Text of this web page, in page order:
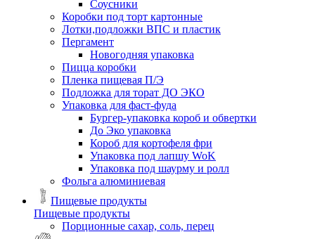
Соусники
Коробки под торт картонные
Лотки,подложки ВПС и пластик
Пергамент
Новогодняя упаковка
Пицца коробки
Пленка пищевая П/Э
Подложка для торат ДО ЭКО
Упаковка для фаст-фуда
Бургер-упаковка короб и обвертки
До Эко упаковка
Короб для кортофеля фри
Упаковка под лапшу WoK
Упаковка под шаурму и ролл
Фольга алюминиевая
Пищевые продукты
Пищевые продукты
Порционные сахар, соль, перец